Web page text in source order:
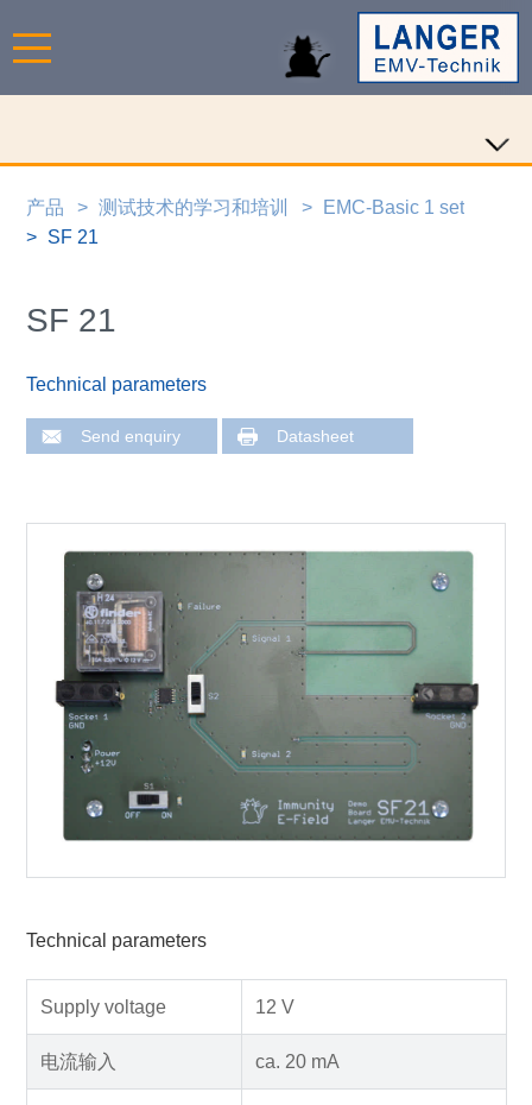
产品 测试技术的学习和培训
EMC-Basic 1 set
SF 21
SF 21
Technical parameters
Send enquiry Datasheet
Technical parameters
Supply voltage 12 V
电流输入 ca. 20 mA